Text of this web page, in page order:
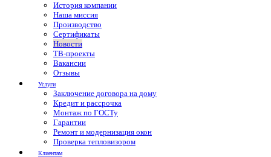
История компании
Наша миссия
Производство
Сертификаты
Новости
ТВ-проекты
Вакансии
Отзывы
Услуги
Заключение договора на дому
Кредит и рассрочка
Монтаж по ГОСТу
Гарантии
Ремонт и модернизация окон
Проверка тепловизором
Клиентам